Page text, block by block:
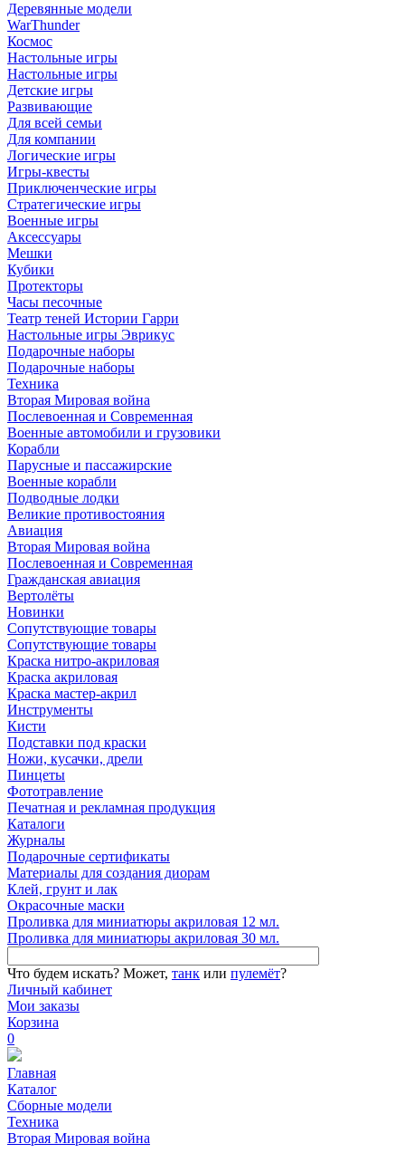
Деревянные модели
WarThunder
Космос
Настольные игры
Настольные игры
Детские игры
Развивающие
Для всей семьи
Для компании
Логические игры
Игры-квесты
Приключенческие игры
Стратегические игры
Военные игры
Аксессуары
Мешки
Кубики
Протекторы
Часы песочные
Театр теней Истории Гарри
Настольные игры Эврикус
Подарочные наборы
Подарочные наборы
Техника
Вторая Мировая война
Послевоенная и Современная
Военные автомобили и грузовики
Корабли
Парусные и пассажирские
Военные корабли
Подводные лодки
Великие противостояния
Авиация
Вторая Мировая война
Послевоенная и Современная
Гражданская авиация
Вертолёты
Новинки
Сопутствующие товары
Сопутствующие товары
Краска нитро-акриловая
Краска акриловая
Краска мастер-акрил
Инструменты
Кисти
Подставки под краски
Ножи, кусачки, дрели
Пинцеты
Фототравление
Печатная и рекламная продукция
Каталоги
Журналы
Подарочные сертификаты
Материалы для создания диорам
Клей, грунт и лак
Окрасочные маски
Проливка для миниатюры акриловая 12 мл.
Проливка для миниатюры акриловая 30 мл.
Что будем искать? Может, танк или пулемёт?
Личный кабинет
Мои заказы
Корзина
0
Главная
Каталог
Сборные модели
Техника
Вторая Мировая война